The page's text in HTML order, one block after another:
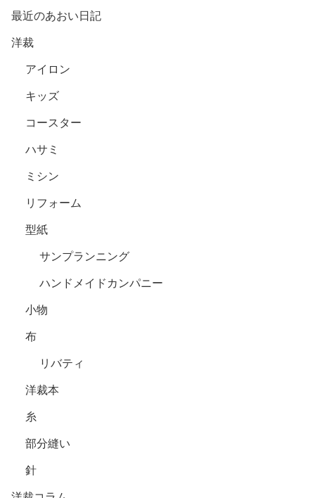
最近のあおい日記
洋裁
アイロン
キッズ
コースター
ハサミ
ミシン
リフォーム
型紙
サンプランニング
ハンドメイドカンパニー
小物
布
リバティ
洋裁本
糸
部分縫い
針